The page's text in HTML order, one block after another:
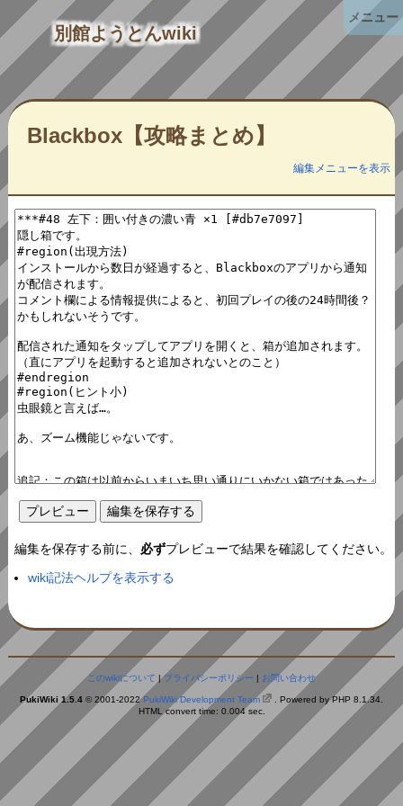
別館ようとんwiki
Blackbox【攻略まとめ】
編集メニューを表示
編集を保存する前に、 必ずプレビューで結果を確認してください。
wiki記法ヘルプを表示する
このwikiについて |プライバシーポリシー | お問い合わせ
PukiWiki 1.5.4 © 2001-2022PukiWiki Development Team
. Powered by PHP 8.1.34.
HTML convert time: 0.004 sec.
メニュー